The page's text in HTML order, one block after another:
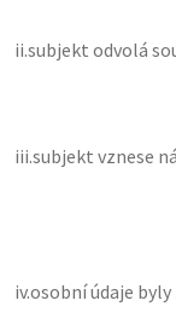
ii.subjekt odvolá
iii.subjekt vznese
iv.osobní údaje